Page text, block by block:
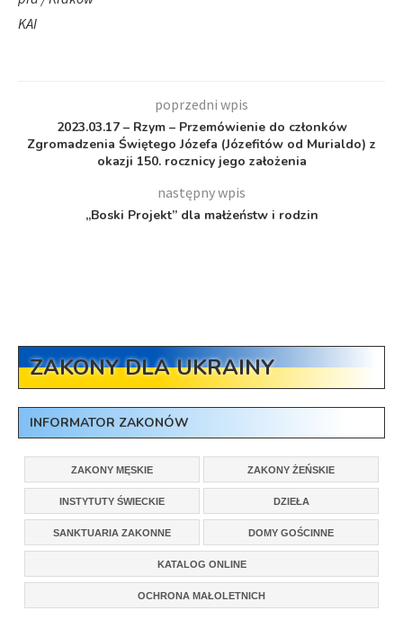
KAI
poprzedni wpis
2023.03.17 – Rzym – Przemówienie do członków
Zgromadzenia Świętego Józefa (Józefitów od Murialdo) z
okazji 150. rocznicy jego założenia
następny wpis
„Boski Projekt” dla małżeństw i rodzin
ZAKONY DLA UKRAINY
INFORMATOR ZAKONÓW
ZAKONY MĘSKIE ZAKONY ŻEŃSKIE
INSTYTUTY ŚWIECKIE DZIEŁA
SANKTUARIA ZAKONNE DOMY GOŚCINNE
KATALOG ONLINE
OCHRONA MAŁOLETNICH